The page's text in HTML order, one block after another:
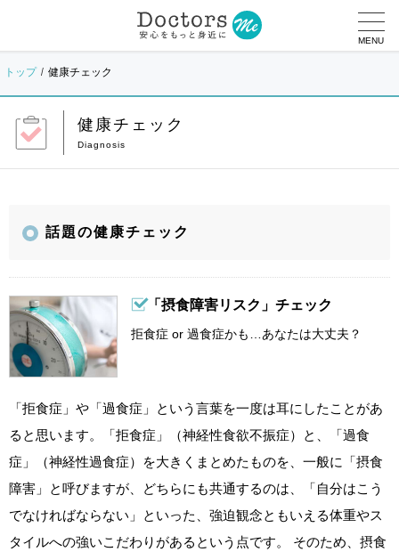
MENU
トップ 健康チェック
健康チェック
話題の健康チェック
「摂食障害リスク」チェック
拒食症 or 過食症かも…あなたは大丈夫？
「拒食症」や「過食症」という言葉を一度は耳にしたことがあ
ると思います。「拒食症」（神経性食欲不振症）と、「過食
症」（神経性過食症）を大きくまとめたものを、一般に「摂食
障害」と呼びますが、どちらにも共通するのは、「自分はこう
でなければならない」といった、強迫観念ともいえる体重やス
タイルへの強いこだわりがあるという点です。 そのため、摂食